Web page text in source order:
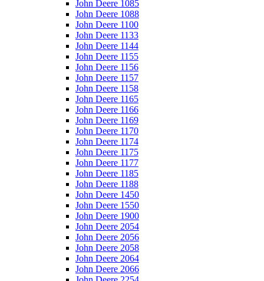
John Deere 1085
John Deere 1088
John Deere 1100
John Deere 1133
John Deere 1144
John Deere 1155
John Deere 1156
John Deere 1157
John Deere 1158
John Deere 1165
John Deere 1166
John Deere 1169
John Deere 1170
John Deere 1174
John Deere 1175
John Deere 1177
John Deere 1185
John Deere 1188
John Deere 1450
John Deere 1550
John Deere 1900
John Deere 2054
John Deere 2056
John Deere 2058
John Deere 2064
John Deere 2066